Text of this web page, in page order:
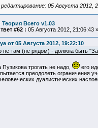
05 Августа 2012,
Теория Всего v1.03
#62 : 05 Августа 2012, 21:06:43 »
от 05 Августа 2012, 19:22:10
не там (не рядом) - должна быть
трогать не надо,
его
преодолеть ограничения
дуалистических